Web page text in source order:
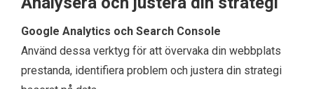
Google Analytics och Search Console
Använd dessa verktyg för att övervaka din webbplats
prestanda, identifiera problem och justera din strategi